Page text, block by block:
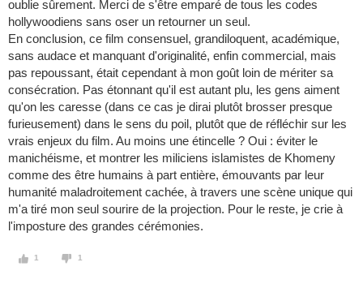
oublie sûrement. Merci de s'être emparé de tous les codes
hollywoodiens sans oser un retourner un seul.
En conclusion, ce film consensuel, grandiloquent, académique,
sans audace et manquant d'originalité, enfin commercial, mais
pas repoussant, était cependant à mon goût loin de mériter sa
consécration. Pas étonnant qu'il est autant plu, les gens aiment
qu'on les caresse (dans ce cas je dirai plutôt brosser presque
furieusement) dans le sens du poil, plutôt que de réfléchir sur les
vrais enjeux du film. Au moins une étincelle ? Oui : éviter le
manichéisme, et montrer les miliciens islamistes de Khomeny
comme des être humains à part entière, émouvants par leur
humanité maladroitement cachée, à travers une scène unique qui
m'a tiré mon seul sourire de la projection. Pour le reste, je crie à
l'imposture des grandes cérémonies.
1 1